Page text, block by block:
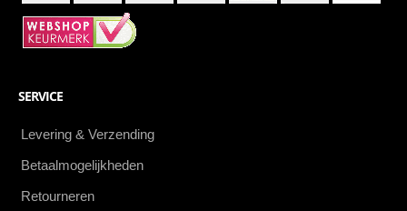
SERVICE
Levering & Verzending
Betaalmogelijkheden
Retourneren